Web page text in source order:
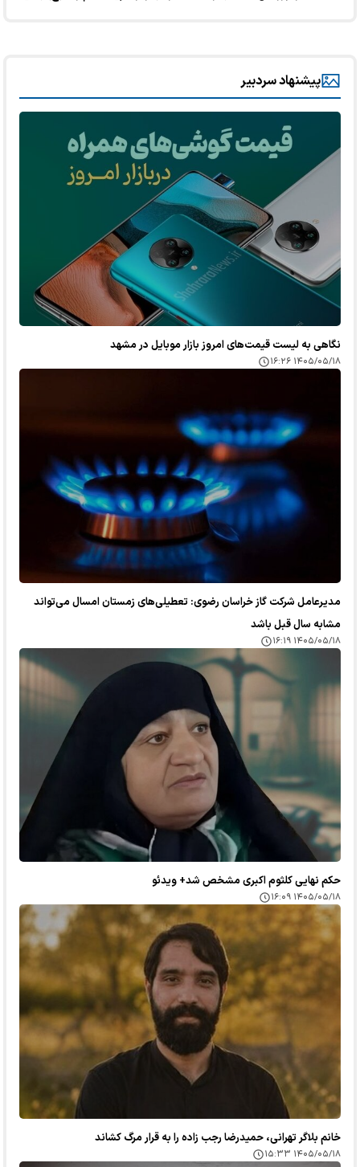
پیشنهاد سردبیر
نگاهی به لیست قیمت‌های امروز بازار موبایل در مشهد
۱۴۰۵/۰۵/۱۸ ۱۶:۲۶
مدیرعامل شرکت گاز خراسان رضوی: تعطیلی‌های زمستان امسال می‌تواند
مشابه سال قبل باشد
۱۴۰۵/۰۵/۱۸ ۱۶:۱۹
حکم نهایی کلثوم اکبری مشخص شد+ ویدئو
۱۴۰۵/۰۵/۱۸ ۱۶:۰۹
خانم بلاگر تهرانی، حمیدرضا رجب زاده را به قرار مرگ کشاند
۱۴۰۵/۰۵/۱۸ ۱۵:۳۳